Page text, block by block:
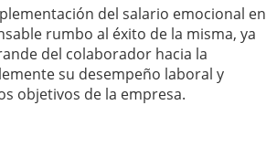
del salario emocional en
rumbo al éxito de la misma, ya
del colaborador hacia la
su desempeño laboral y
objetivos de la empresa.